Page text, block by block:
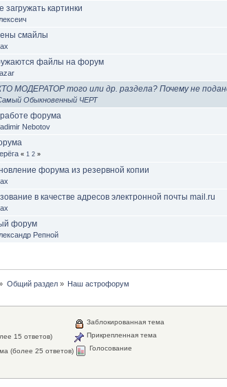
загружать картинки
смайлы
файлы на форум
МОДЕРАТОР того или др. раздела? Почему не
Обыкновенный ЧЕРТ
форума
Nebotov
« 1 2 »
форума из резервной копии
в качестве адресов электронной почты mail.ru
форум
Репной
Общий раздел» Наш астрофорум
15 ответов)
(более 25 ответов)
Заблокированная тема
Прикрепленная тема
Голосование